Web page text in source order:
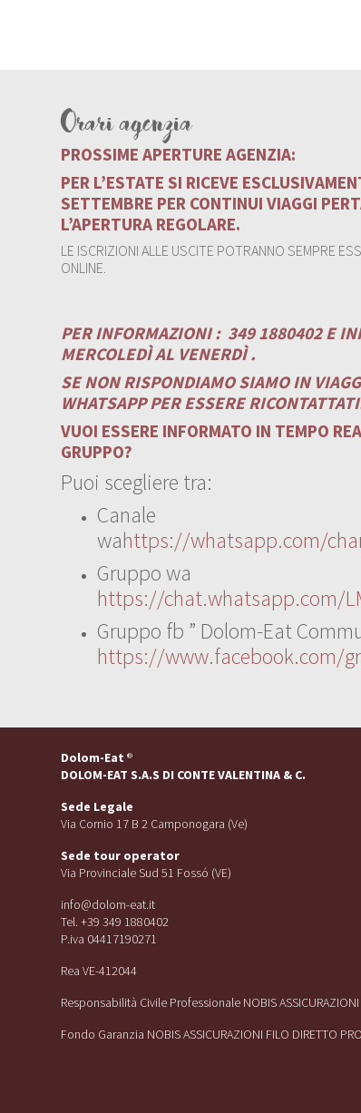
Orari agenzia
PROSSIME APERTURE AGENZIA:
PER L’ESTATE SI RICEVE
SETTEMBRE PER CONTINUI VIAGGI
L’APERTURA REGOLARE.
LE ISCRIZIONI ALLE USCITE POTRANNO SEMPRE
ONLINE.
PER INFORMAZIONI : 349 1880402 E
MERCOLEDÌ AL VENERDÌ .
SE NON RISPONDIAMO SIAMO IN
WHATSAPP PER ESSERE
VUOI ESSERE INFORMATO IN TEMPO
GRUPPO?
Puoi scegliere tra:
Canale
wahttps://whatsapp.com/
Gruppo wa
https://chat.whatsapp.com/
Gruppo fb ” Dolom-Eat
https://www.facebook.com/
Dolom-Eat ®
DOLOM-EAT S.A.S DI CONTE VALENTINA & C.
Sede Legale
Via Cornio 17 B 2 Camponogara (Ve)
Sede tour operator
Via Provinciale Sud 51 Fossó (VE)
info@dolom-eat.it
Tel. +39 349 1880402
P.iva 04417190271
Rea VE-412044
Responsabilità Civile Professionale NOBIS
Fondo Garanzia NOBIS ASSICURAZIONI FILO DIRETTO